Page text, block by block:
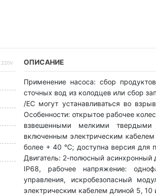
ОПИСАНИЕ
Применение насоса: сбор
сточных вод из колодцев или сбор
/ЕС могут устанавливаться во
Особенности: открытое рабочее
взвешенными мелкими твердыми
включенным электрическим
более + 40 °C; доступна версия для
Двигатель: 2-полюсный асинхронный
IP68, рабочее напряжение:
управления, искробезопасный
электрическим кабелем длиной 5, 10